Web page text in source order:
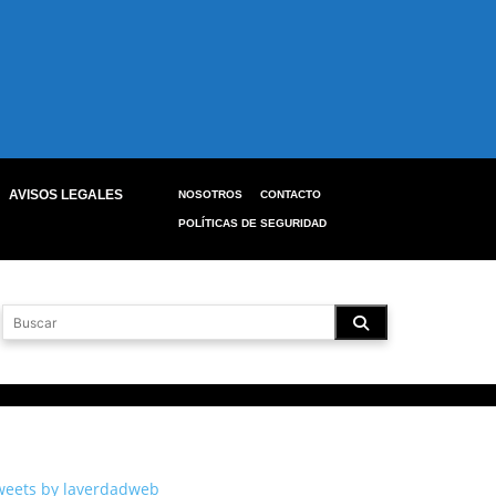
AVISOS LEGALES
NOSOTROS CONTACTO
POLÍTICAS DE SEGURIDAD
by laverdadweb